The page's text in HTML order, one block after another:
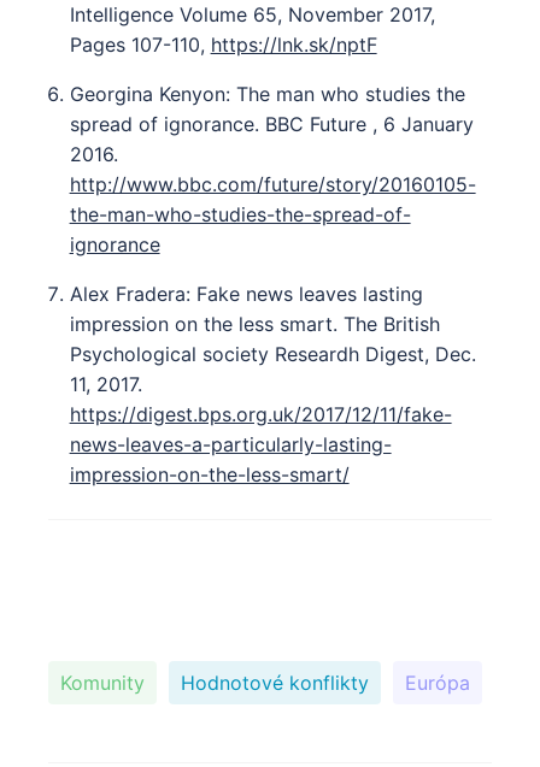
Intelligence Volume 65, November 2017,
Pages 107-110, https://lnk.sk/nptF
Georgina Kenyon: The man who studies the
spread of ignorance. BBC Future , 6 January
2016.
http://www.bbc.com/future/story/20160105-
the-man-who-studies-the-spread-of-
ignorance
Alex Fradera: Fake news leaves lasting
impression on the less smart. The British
Psychological society Researdh Digest, Dec.
11, 2017.
https://digest.bps.org.uk/2017/12/11/fake-
news-leaves-a-particularly-lasting-
impression-on-the-less-smart/
Komunity Hodnotové konflikty Európa